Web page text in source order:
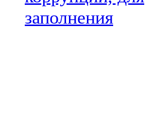
заполнения